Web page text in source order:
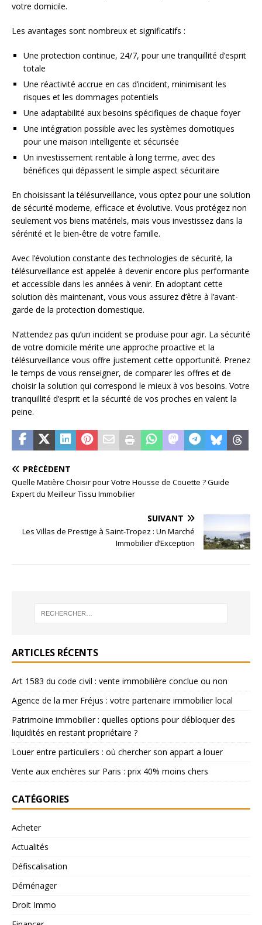
votre domicile.
Les avantages sont nombreux et significatifs :
Une protection continue, 24/7, pour une tranquillité d’esprit
totale
Une réactivité accrue en cas d’incident, minimisant les
risques et les dommages potentiels
Une adaptabilité aux besoins spécifiques de chaque foyer
Une intégration possible avec les systèmes domotiques
pour une maison intelligente et sécurisée
Un investissement rentable à long terme, avec des
bénéfices qui dépassent le simple aspect sécuritaire
En choisissant la télésurveillance, vous optez pour une solution
de sécurité moderne, efficace et évolutive. Vous protégez non
seulement vos biens matériels, mais vous investissez dans la
sérénité et le bien-être de votre famille.
Avec l’évolution constante des technologies de sécurité, la
télésurveillance est appelée à devenir encore plus performante
et accessible dans les années à venir. En adoptant cette
solution dès maintenant, vous vous assurez d’être à l’avant-
garde de la protection domestique.
N’attendez pas qu’un incident se produise pour agir. La sécurité
de votre domicile mérite une approche proactive et la
télésurveillance vous offre justement cette opportunité. Prenez
le temps de vous renseigner, de comparer les offres et de
choisir la solution qui correspond le mieux à vos besoins. Votre
tranquillité d’esprit et la sécurité de vos proches en valent la
peine.
PRÉCÉDENT
Quelle Matière Choisir pour Votre Housse de Couette ? Guide
Expert du Meilleur Tissu Immobilier
SUIVANT
Les Villas de Prestige à Saint-Tropez : Un Marché
Immobilier d’Exception
ARTICLES RÉCENTS
Art 1583 du code civil : vente immobilière conclue ou non
Agence de la mer Fréjus : votre partenaire immobilier local
Patrimoine immobilier : quelles options pour débloquer des
liquidités en restant propriétaire ?
Louer entre particuliers : où chercher son appart a louer
Vente aux enchères sur Paris : prix 40% moins chers
CATÉGORIES
Acheter
Actualités
Défiscalisation
Déménager
Droit Immo